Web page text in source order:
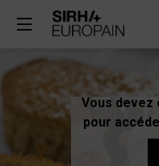
Vous
pour
COUPE
DU